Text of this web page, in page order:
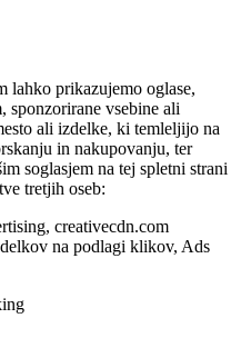
lahko prikazujemo oglase,
sponzorirane vsebine ali
ali izdelke, ki temleljijo na
in nakupovanju, ter
soglasjem na tej spletni strani
tretjih oseb:
creativecdn.com
na podlagi klikov, Ads